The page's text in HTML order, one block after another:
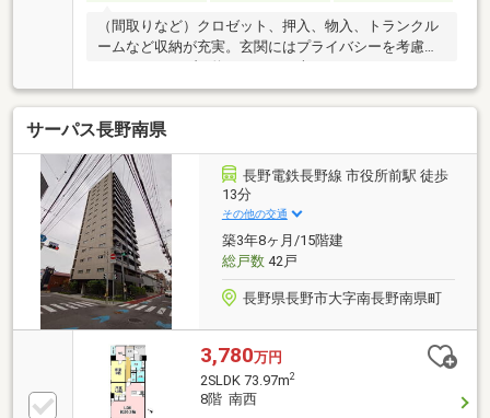
（間取りなど）クロゼット、押入、物入、トランクル
ームなど収納が充実。玄関にはプライバシーを考慮し
ィ面では、オートロック、宅配ボックスなどの設備あ
り。（ご注意）眺望や陽当たりは、周辺建物の変化や
天候により変わります。
サーパス長野南県
長野電鉄長野線 市役所前駅 徒歩
13分
その他の交通
築3年8ヶ月/15階建
総戸数42戸
長野県長野市大字南長野南県町
3,780万円
2SLDK 73.97m2
8階 南西